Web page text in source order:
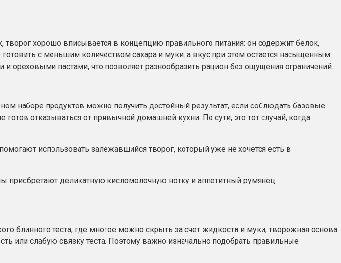
творог хорошо вписывается в концепцию правильного питания: он содержит белок,
с меньшим количеством сахара и муки, а вкус при этом остается насыщенным.
ореховыми пастами, что позволяет разнообразить рацион без ощущения ограничений.
наборе продуктов можно получить достойный результат, если соблюдать базовые
отказываться от привычной домашней кухни. По сути, это тот случай, когда
использовать залежавшийся творог, который уже не хочется есть в
приобретают деликатную кисломолочную нотку и аппетитный румянец.
блинного теста, где многое можно скрыть за счет жидкости и муки, творожная основа
или слабую связку теста. Поэтому важно изначально подобрать правильные